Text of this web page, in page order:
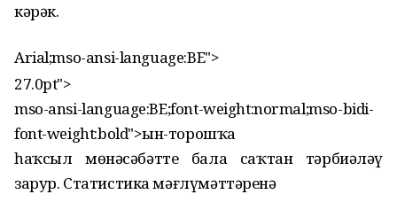
кәрәк.
Arial;mso-ansi-language:BE">
27.0pt">
mso-ansi-language:BE;font-weight:normal;mso-bidi-
font-weight:bold">Һын-торошҡа
һаҡсыл мөнәсәбәтте бала саҡтан тәрбиәләү
зарур. Статистика мәғлүмәттәренә